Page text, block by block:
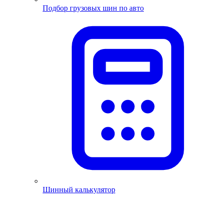
Подбор грузовых шин по авто
Шинный калькулятор